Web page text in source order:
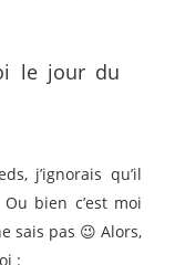
le jour du
j’ignorais qu’il
bien c’est moi
sais pas 😉 Alors,
: